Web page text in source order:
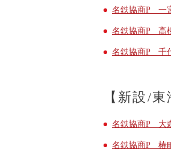
名鉄協商P 一
名鉄協商P 高
名鉄協商P 千
【新設/
名鉄協商P 大
名鉄協商P 椿